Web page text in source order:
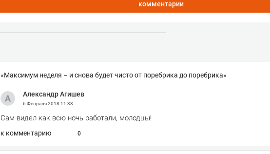
комментарии
«Максимум неделя – и снова будет чисто от поребрика до поребрика»
Александр Агишев
6 Февраля 2018 11:33
Сам видел как всю ночь работали, молодцы!
к комментарию 0